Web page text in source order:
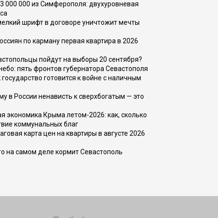
000 000 из Симферополя: двухуровневая
шрифт в договоре уничтожит мечты
по карману первая квартира в 2026
пойдут на выборы 20 сентября?
пять фронтов губернатора Севастополя
готовится к войне с наличным
в России ненависть к сверхбогатым — это
экономика Крыма летом-2026: как, сколько
коммунальных благ
карта цен на квартиры в августе 2026
на самом деле кормит Севастополь